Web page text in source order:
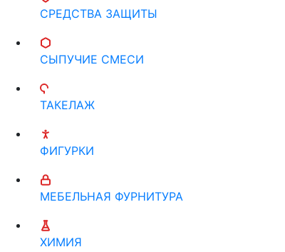
СРЕДСТВА ЗАЩИТЫ
СЫПУЧИЕ СМЕСИ
ТАКЕЛАЖ
ФИГУРКИ
МЕБЕЛЬНАЯ ФУРНИТУРА
ХИМИЯ